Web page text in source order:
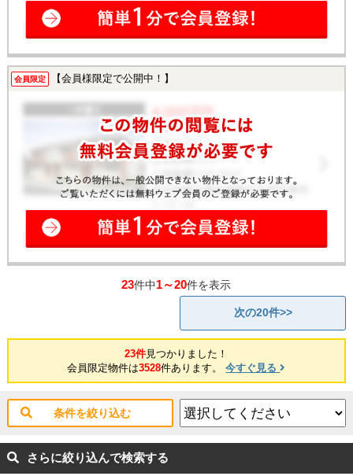
会員限定 【会員様限定で公開中！】
23件中1～20件を表示
次の20件>>
23件見つかりました！
会員限定物件は3528件あります。今すぐ見る
条件を絞り込む
さらに絞り込んで検索する